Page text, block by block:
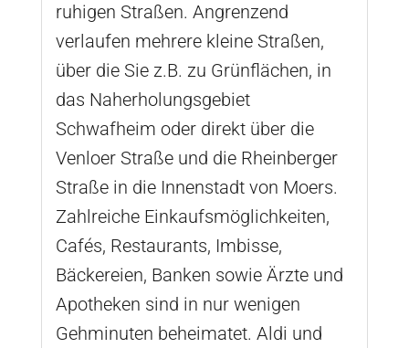
ruhigen Straßen. Angrenzend
verlaufen mehrere kleine Straßen,
über die Sie z.B. zu Grünflächen, in
das Naherholungsgebiet
Schwafheim oder direkt über die
Venloer Straße und die Rheinberger
Straße in die Innenstadt von Moers.
Zahlreiche Einkaufsmöglichkeiten,
Cafés, Restaurants, Imbisse,
Bäckereien, Banken sowie Ärzte und
Apotheken sind in nur wenigen
Gehminuten beheimatet. Aldi und